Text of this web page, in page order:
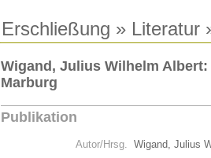
Erschließung » Literatur
Wigand, Julius Wilhelm
Marburg
Publikation
Autor/Hrsg. Wigand, Julius